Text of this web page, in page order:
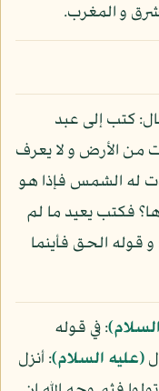
و المغرب.
كتب إلى عبد
من الأرض و لا يعرف
له الشمس فإذا هو
فكتب يعيد ما لم
قوله الحق فأينما
: في قوله
(عليه السلام): أنزل